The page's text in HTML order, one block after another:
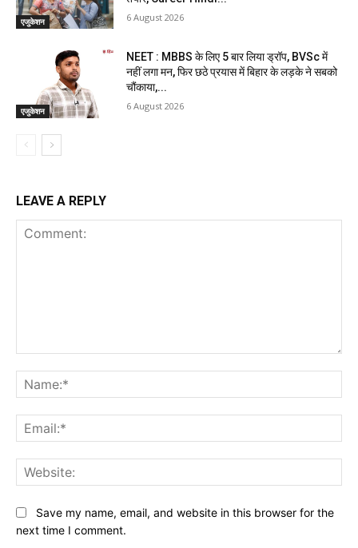
एजुकेशन 6 August 2026
एजुकेशन
NEET : MBBS के लिए 5 बार लिया ड्रॉप, BVSc में
नहीं लगा मन, फिर छठे प्रयास में बिहार के लड़के ने सबको
चौंकाया,...
6 August 2026
LEAVE A REPLY
Save my name, email, and website in this browser for the
next time I comment.